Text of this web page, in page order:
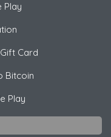
Play
Card
Bitcoin
Play